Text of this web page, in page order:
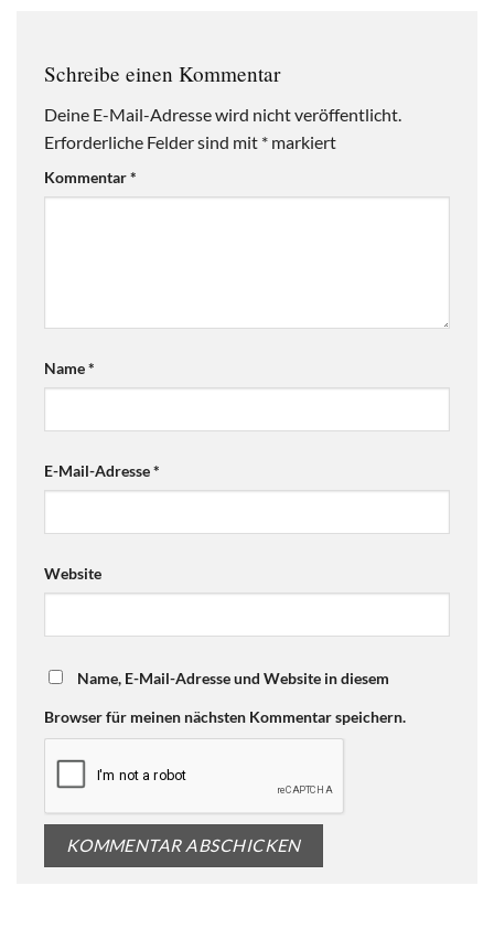
Schreibe einen Kommentar
Deine E-Mail-Adresse wird nicht veröffentlicht.
Erforderliche Felder sind mit * markiert
Kommentar*
Name*
E-Mail-Adresse*
Website
Name, E-Mail-Adresse und Website in diesem
Browser für meinen nächsten Kommentar speichern.